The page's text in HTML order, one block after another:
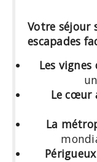
Votre séjour
escapades
Les
Le cœur
La
Périgueux